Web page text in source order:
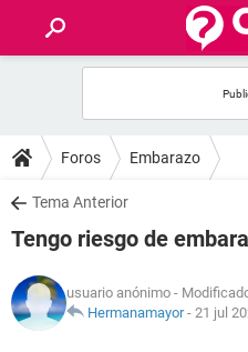
FOROS
SALUD
FAMILIA
NUTRICIÓN
Foros Embarazo
Tema Anterior
Tengo riesgo de
usuario anónimo -
Hermanamayor- 21 jul